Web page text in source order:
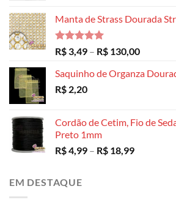
Manta de Strass Dourada
Avaliação
5.00
de 5
R$ 3,49 – R$ 130,00Faixa
preço:
Saquinho de Organza
R$ 2,20
Cordão de Cetim, Fio de
Preto 1mm
R$4,99 – R$ 18,99Faixa
EM DESTAQUE